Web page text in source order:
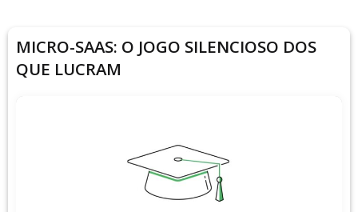
MICRO-SAAS: O JOGO SILENCIOSO DOS
QUE LUCRAM